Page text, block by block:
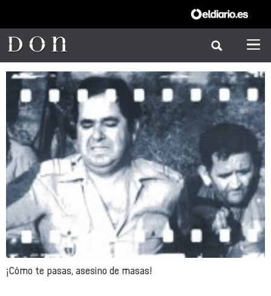
¡Cómo te pasas, asesino de masas!